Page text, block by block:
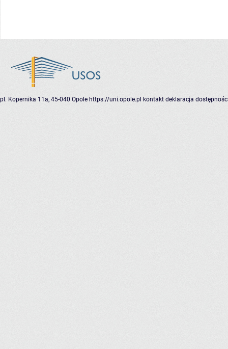
pl. Kopernika 11a, 45-040 Opole https://uni.opole.pl kontakt deklaracja